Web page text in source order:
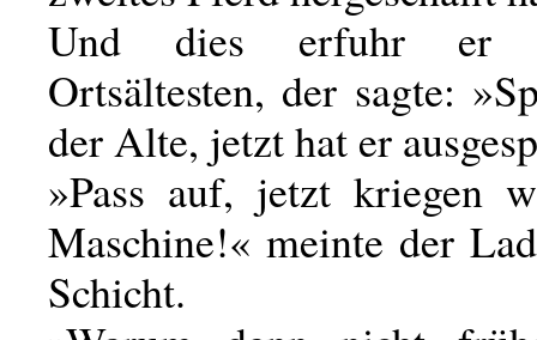
Und dies erfuhr er
Ortsältesten, der sagte:
der Alte, jetzt hat er
»Pass auf, jetzt kriegen
Maschine!« meinte der
Schicht.